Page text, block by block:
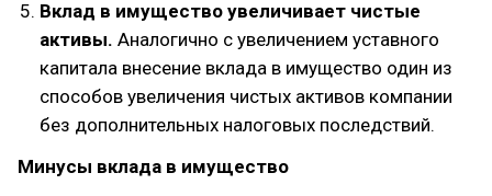
Вклад в имущество увеличивает чистые
активы. Аналогично с увеличением уставного
капитала внесение вклада в имущество один из
способов увеличения чистых активов компании
без дополнительных налоговых последствий.
Минусы вклада в имущество